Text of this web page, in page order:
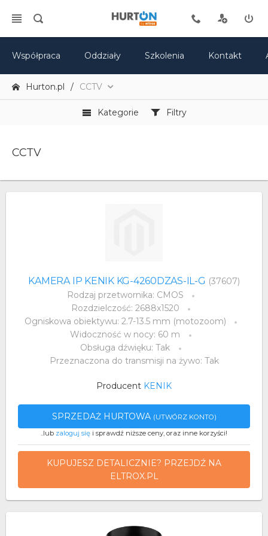
Współpraca Oddziały Szkolenia Kontakt
Hurton.pl CCTV
Kategorie Filtry
CCTV
KAMERA IP KENIK KG-4260DZAS-IL-G (37607)
Rodzaj przetwornika: CMOS
Rozdzielczość: 2688x1520
Ogniskowa obiektywu: 2.7-13.5 mm (motozoom)
Widoczność w nocy: 60 m
Obsługa dźwięku: Tak
Przeznaczona do transmisji na żywo: Tak
Producent KENIK
SPRZEDAŻ HURTOWA (UTWÓRZ KONTO)
..lub zaloguj się i sprawdź niższe ceny, oraz inne korzyści!
KUPUJESZ DETALICZNIE? PRZEJDŹ NA
ELTROX.PL